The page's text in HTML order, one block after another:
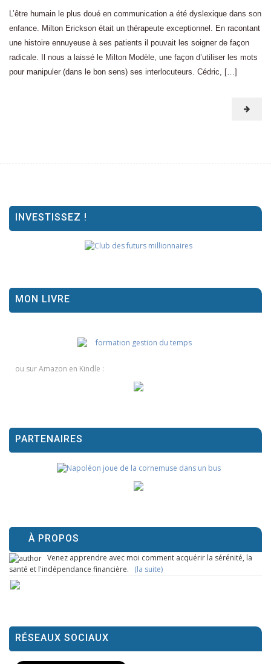
L’être humain le plus doué en communication a été dyslexique dans son
enfance. Milton Erickson était un thérapeute exceptionnel. En racontant
une histoire ennuyeuse à ses patients il pouvait les soigner de façon
radicale. Il nous a laissé le Milton Modèle, une façon d’utiliser les mots
pour manipuler (dans le bon sens) ses interlocuteurs. Cédric, […]
INVESTISSEZ !
MON LIVRE
ou sur Amazon en Kindle :
PARTENAIRES
À PROPOS
Venez apprendre avec moi comment acquérir la sérénité, la
santé et l'indépendance financière. (la suite)
RÉSEAUX SOCIAUX